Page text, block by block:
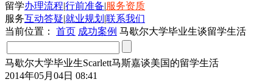
留学办理流程|行前准备|服务资质
服务互动答疑|就业规划 |联系我们
当前位置：
首页 成功案例 马歇尔大学毕业生谈留学生活
马歇尔大学毕业生Scarlett马斯嘉谈美国的留学生活
2014年05月04日 08:41